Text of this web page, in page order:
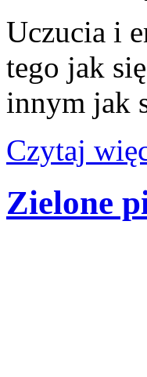
Uczucia i
tego jak
innym jak
Czytaj
Zielone